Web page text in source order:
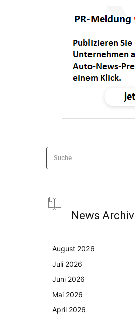
Suche
News Archiv
August 2026
Juli 2026
Juni 2026
Mai 2026
April 2026